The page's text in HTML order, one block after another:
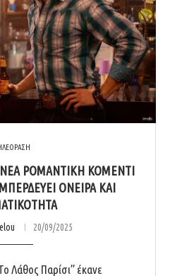
ΝΈΑ ΡΟΜΑΝΤΙΚΉ ΚΟΜΕΝΤΊ
ΌΝΕΙΡΑ ΚΑΙ
20/09/2025
Λάθος Παρίσι” έκανε